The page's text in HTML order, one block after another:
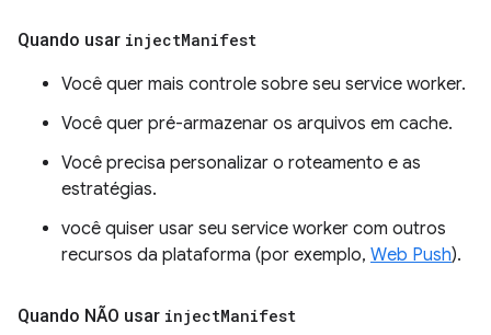
Quando usar injectManifest
Você quer mais controle sobre seu service worker.
Você quer pré-armazenar os arquivos em cache.
Você precisa personalizar o roteamento e as
estratégias.
você quiser usar seu service worker com outros
recursos da plataforma (por exemplo, Web Push).
Quando NÃO usar injectManifest